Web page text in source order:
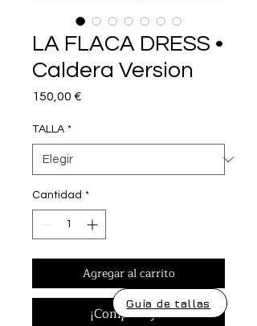
LA FLACA DRESS •
Caldera Version
150,00 €
TALLA *
Cantidad *
Agregar al carrito
¡Comprar ya!
Guía de tallas